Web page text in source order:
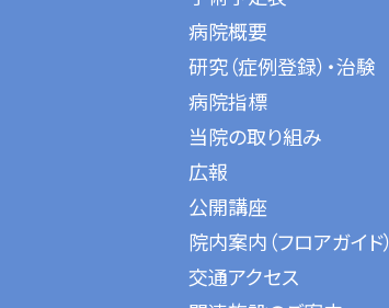
病院概要
研究（症例登録）・治験
病院指標
当院の取り組み
広報
公開講座
院内案内（フロアガイド）
交通アクセス